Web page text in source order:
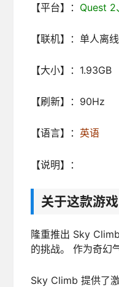
【平台】： Quest 2
【联机】：单人离线
【大小】：1.93GB
【刷新】：90Hz
【语言】： 英语
【说明】：
关于这款游戏
隆重推出 Sky
的挑战。 作为奇幻
Sky Climb 提供了